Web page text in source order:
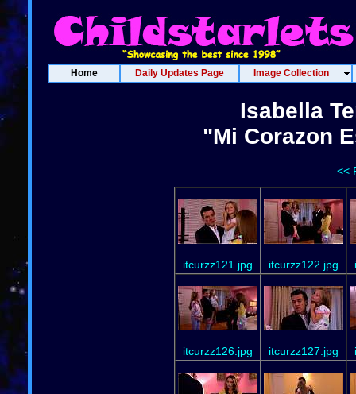
Home Daily Updates Page Image Collection
Isabella
"Mi Corazon
<<
itcurzz121.jpg itcurzz122.jpg
itcurzz126.jpg itcurzz127.jpg